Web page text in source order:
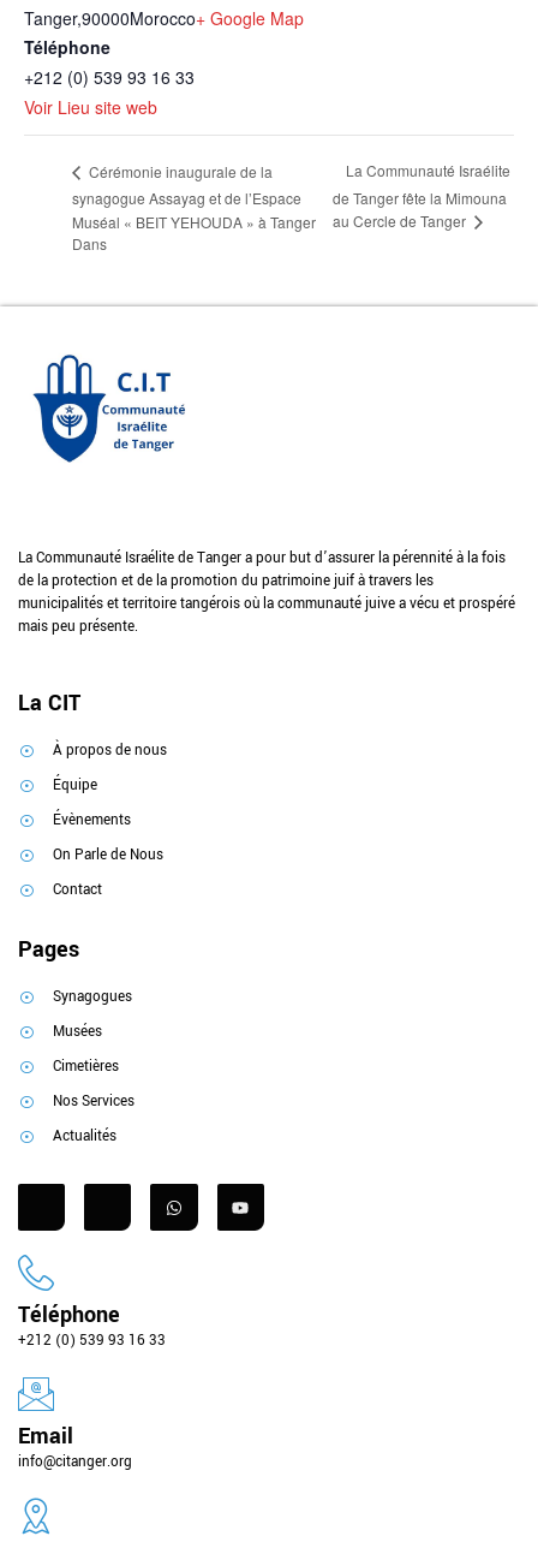
Tanger,90000Morocco+ Google Map
Téléphone
+212 (0) 539 93 16 33
Voir Lieu site web
Cérémonie inaugurale de la
synagogue Assayag et de l’Espace
Muséal « BEIT YEHOUDA » à Tanger
Dans
La Communauté Israélite
de Tanger fête la Mimouna
au Cercle de Tanger
La Communauté Israélite de Tanger a pour but d’assurer la pérennité à la fois
de la protection et de la promotion du patrimoine juif à travers les
municipalités et territoire tangérois où la communauté juive a vécu et prospéré
mais peu présente.
La CIT
À propos de nous
Équipe
Évènements
On Parle de Nous
Contact
Pages
Synagogues
Musées
Cimetières
Nos Services
Actualités
Téléphone
+212 (0) 539 93 16 33
Email
info@citanger.org